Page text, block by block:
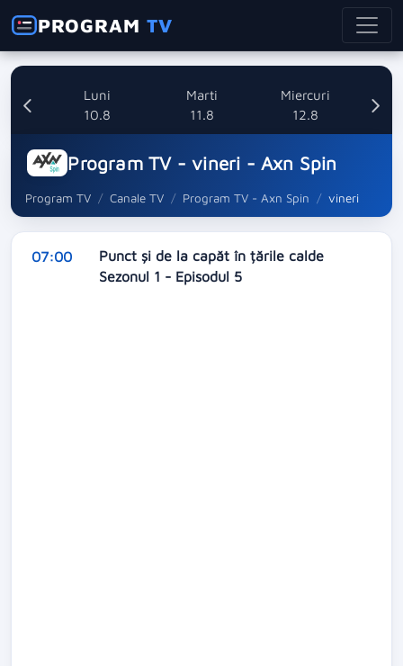
PROGRAMTV
Luni
10.8
Marti
11.8
Miercuri
12.8
Program TV - vineri - Axn Spin
Program TV Canale TV Program TV - Axn Spin vineri
07:00
Punct și de la capăt în țările calde
Sezonul 1 - Episodul 5